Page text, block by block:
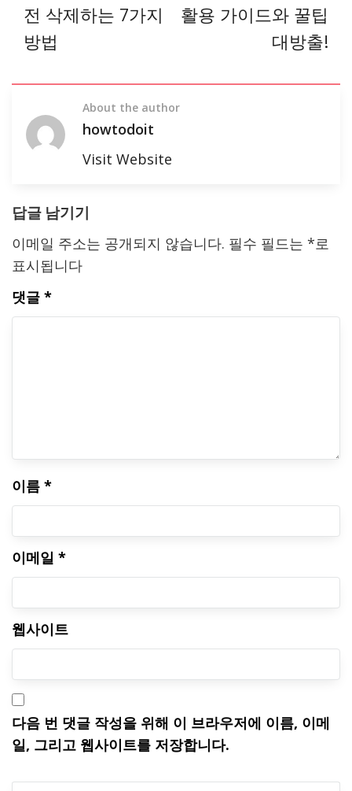
전 삭제하는 7가지
방법
활용 가이드와 꿀팁
대방출!
About the author
howtodoit
Visit Website
답글 남기기
이메일 주소는 공개되지 않습니다. 필수 필드는 *로
표시됩니다
댓글 *
이름 *
이메일 *
웹사이트
다음 번 댓글 작성을 위해 이 브라우저에 이름, 이메
일, 그리고 웹사이트를 저장합니다.